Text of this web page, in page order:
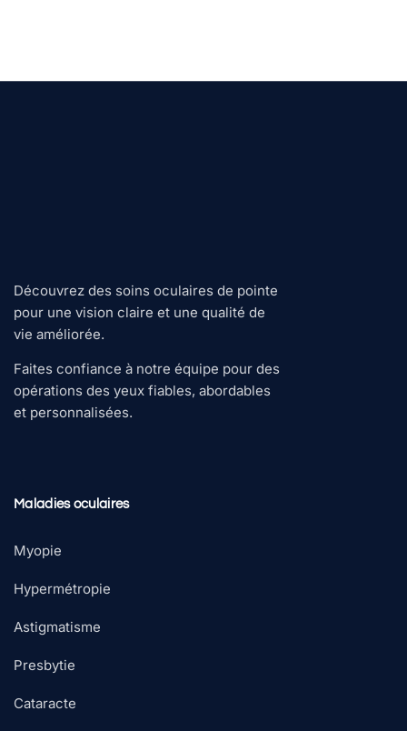
Découvrez des soins oculaires de pointe
pour une vision claire et une qualité de
vie améliorée.
Faites confiance à notre équipe pour des
opérations des yeux fiables, abordables
et personnalisées.
Maladies oculaires
Myopie
Hypermétropie
Astigmatisme
Presbytie
Cataracte